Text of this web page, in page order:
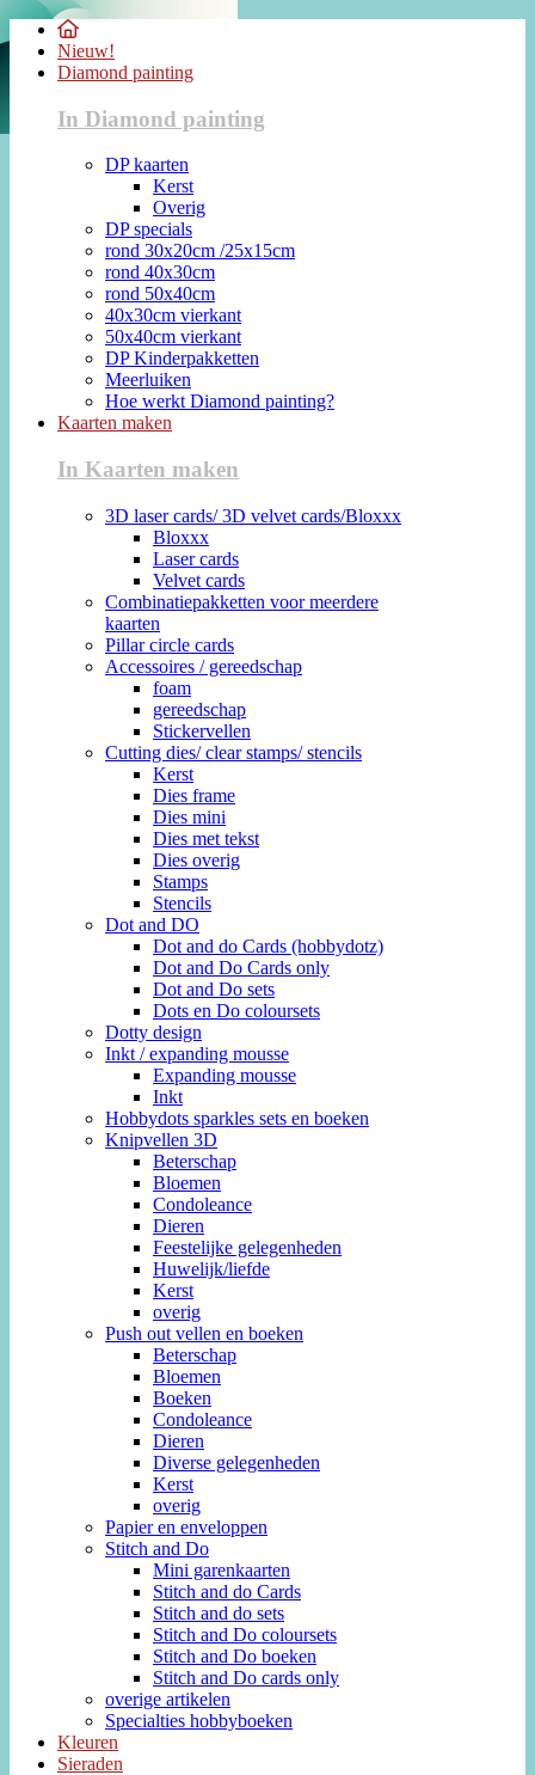
Nieuw!
Diamond painting
In Diamond painting
DP kaarten
Kerst
Overig
DP specials
rond 30x20cm /25x15cm
rond 40x30cm
rond 50x40cm
40x30cm vierkant
50x40cm vierkant
DP Kinderpakketten
Meerluiken
Hoe werkt Diamond painting?
Kaarten maken
In Kaarten maken
3D laser cards/ 3D velvet cards/Bloxxx
Bloxxx
Laser cards
Velvet cards
Combinatiepakketten voor meerdere
kaarten
Pillar circle cards
Accessoires / gereedschap
foam
gereedschap
Stickervellen
Cutting dies/ clear stamps/ stencils
Kerst
Dies frame
Dies mini
Dies met tekst
Dies overig
Stamps
Stencils
Dot and DO
Dot and do Cards (hobbydotz)
Dot and Do Cards only
Dot and Do sets
Dots en Do coloursets
Dotty design
Inkt / expanding mousse
Expanding mousse
Inkt
Hobbydots sparkles sets en boeken
Knipvellen 3D
Beterschap
Bloemen
Condoleance
Dieren
Feestelijke gelegenheden
Huwelijk/liefde
Kerst
overig
Push out vellen en boeken
Beterschap
Bloemen
Boeken
Condoleance
Dieren
Diverse gelegenheden
Kerst
overig
Papier en enveloppen
Stitch and Do
Mini garenkaarten
Stitch and do Cards
Stitch and do sets
Stitch and Do coloursets
Stitch and Do boeken
Stitch and Do cards only
overige artikelen
Specialties hobbyboeken
Kleuren
Sieraden